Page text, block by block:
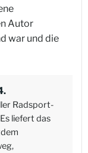
Autor
war und die
Radsport-
liefert das